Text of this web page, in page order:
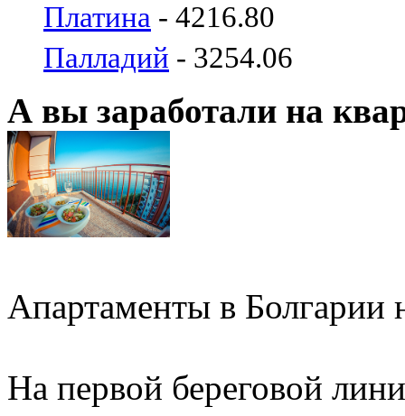
Платина - 4216.80
Палладий - 3254.06
А вы заработали на
Апартаменты в Болгарии
На первой береговой